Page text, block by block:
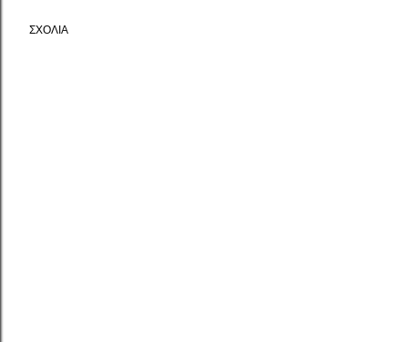
ΣΧΌΛΙΑ